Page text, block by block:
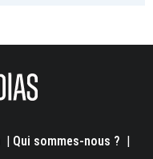
| Qui sommes-nous ? |